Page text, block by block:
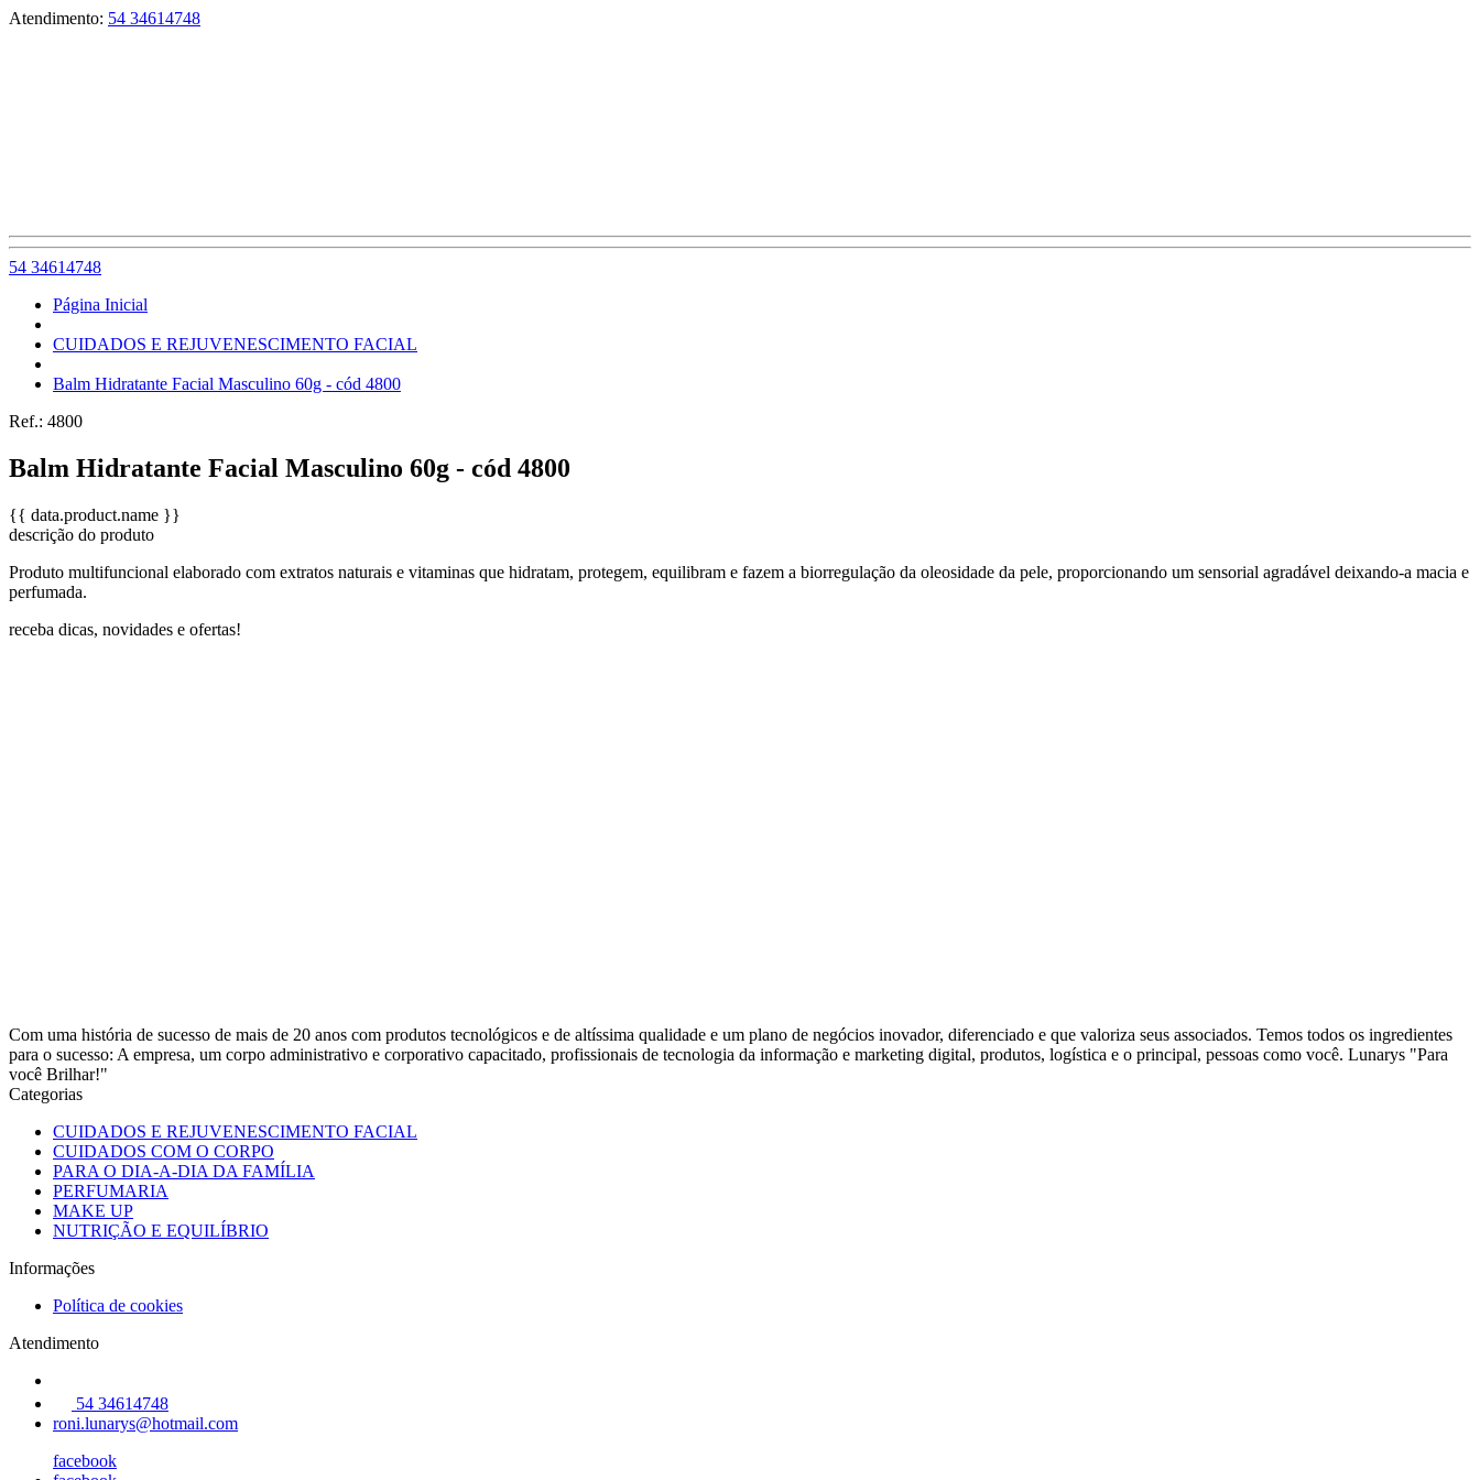
Atendimento: 54 34614748
54 34614748
Página Inicial
CUIDADOS E REJUVENESCIMENTO FACIAL
Balm Hidratante Facial Masculino 60g - cód 4800
Ref.: 4800
Balm Hidratante Facial Masculino 60g - cód 4800
{{ data.product.name }}
descrição do produto
Produto multifuncional elaborado com extratos naturais e vitaminas que hidratam, protegem, equilibram e fazem a biorregulação da oleosidade da pele, proporcionando um sensorial agradável deixando-a macia e
perfumada.
receba dicas, novidades e ofertas!
Com uma história de sucesso de mais de 20 anos com produtos tecnológicos e de altíssima qualidade e um plano de negócios inovador, diferenciado e que valoriza seus associados. Temos todos os ingredientes
para o sucesso: A empresa, um corpo administrativo e corporativo capacitado, profissionais de tecnologia da informação e marketing digital, produtos, logística e o principal, pessoas como você. Lunarys "Para
você Brilhar!"
Categorias
CUIDADOS E REJUVENESCIMENTO FACIAL
CUIDADOS COM O CORPO
PARA O DIA-A-DIA DA FAMÍLIA
PERFUMARIA
MAKE UP
NUTRIÇÃO E EQUILÍBRIO
Informações
Política de cookies
Atendimento
54 34614748
roni.lunarys@hotmail.com
facebook